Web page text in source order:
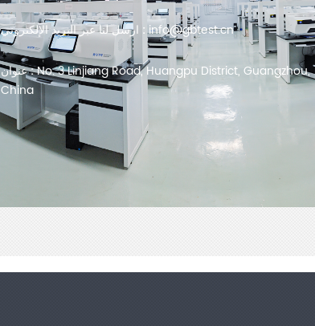
ارسل لنا عبر البريد الإلكتروني :info@gbtest.cn
عنوان :No. 3 Linjiang Road, Huangpu District, Guangzhou,
China